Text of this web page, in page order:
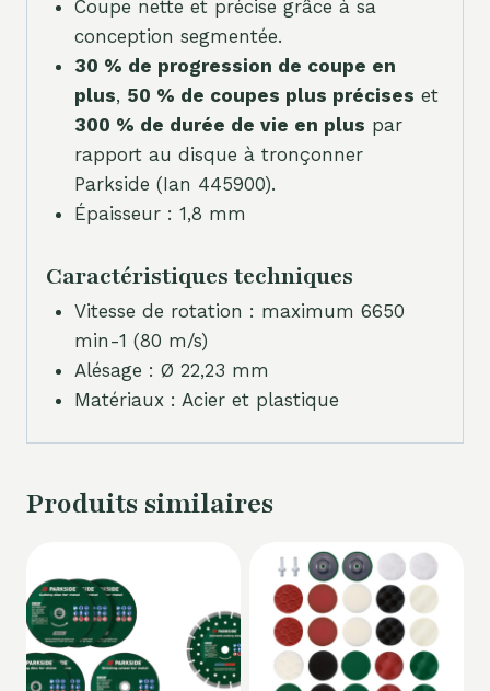
Coupe nette et précise grâce à sa
conception segmentée.
30 % de progression de coupe en
plus, 50 % de coupes plus précises et
300 % de durée de vie en plus par
rapport au disque à tronçonner
Parkside (Ian 445900).
Épaisseur : 1,8 mm
Caractéristiques techniques
Vitesse de rotation : maximum 6650
min-1 (80 m/s)
Alésage : Ø 22,23 mm
Matériaux : Acier et plastique
Produits similaires